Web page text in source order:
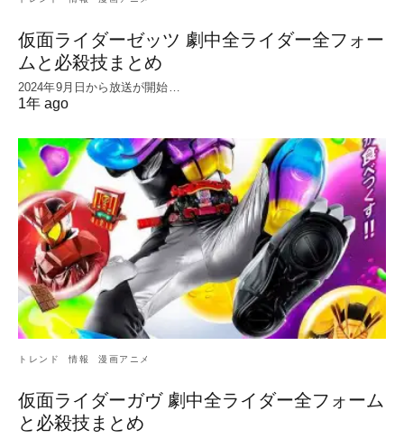
仮面ライダーゼッツ 劇中全ライダー全フォー
ムと必殺技まとめ
2024年9月日から放送が開始…
1年 ago
トレンド 情報 漫画アニメ
仮面ライダーガヴ 劇中全ライダー全フォーム
と必殺技まとめ